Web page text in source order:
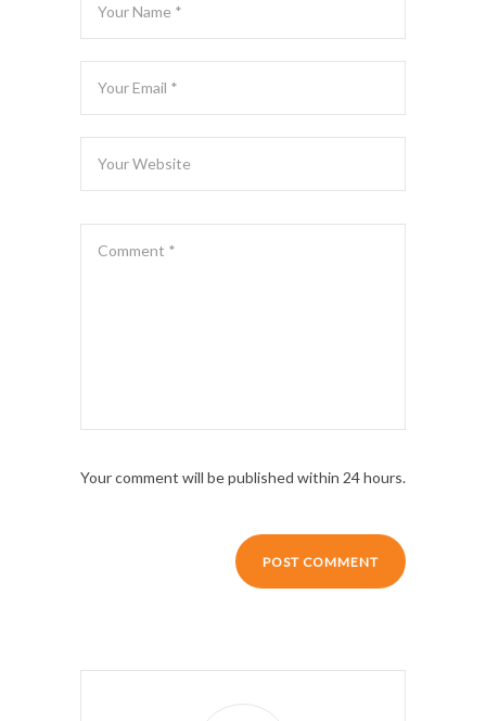
Your comment will be published within 24 hours.